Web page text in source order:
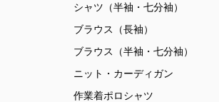
シャツ（半袖・七分袖）
ブラウス（長袖）
ブラウス（半袖・七分袖）
ニット・カーディガン
作業着ポロシャツ